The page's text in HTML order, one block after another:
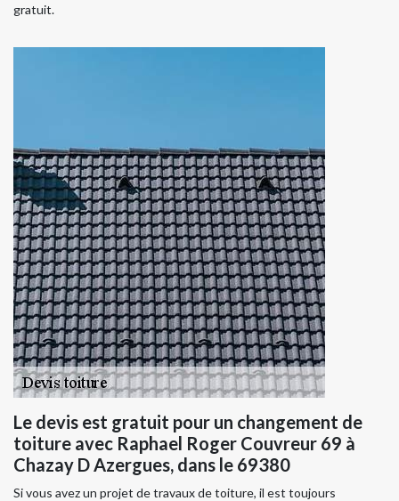
gratuit.
Le devis est gratuit pour un changement de
toiture avec Raphael Roger Couvreur 69 à
Chazay D Azergues, dans le 69380
Si vous avez un projet de travaux de toiture, il est toujours